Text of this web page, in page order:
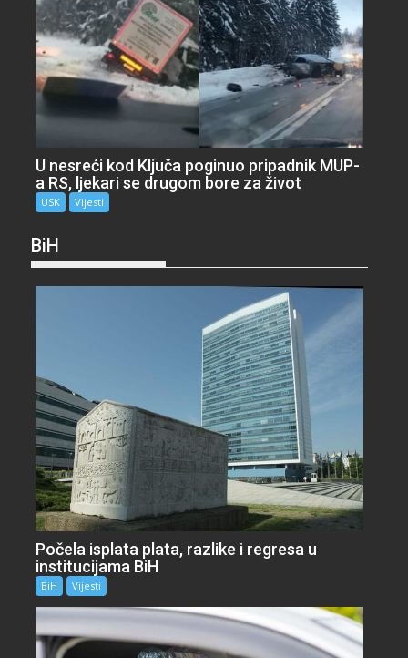
U nesreći kod Ključa poginuo pripadnik MUP-
a RS, ljekari se drugom bore za život
USK Vijesti
BiH
Počela isplata plata, razlike i regresa u
institucijama BiH
BiH Vijesti